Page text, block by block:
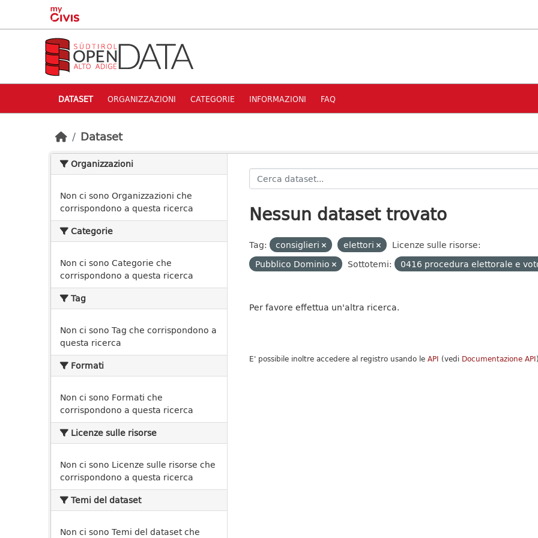
Skip to main content
DATASET ORGANIZZAZIONI CATEGORIE INFORMAZIONI FAQ
Dataset
Organizzazioni
Non ci sono Organizzazioni che
corrispondono a questa ricerca
Categorie
Non ci sono Categorie che
corrispondono a questa ricerca
Tag
Non ci sono Tag che corrispondono a
questa ricerca
Formati
Non ci sono Formati che
corrispondono a questa ricerca
Licenze sulle risorse
Non ci sono Licenze sulle risorse che
corrispondono a questa ricerca
Temi del dataset
Non ci sono Temi del dataset che
Nessun dataset trovato
Tag: consiglieri elettori
Licenze sulle risorse:
Pubblico Dominio
Sottotemi: 0416 procedura elettorale e
Per favore effettua un'altra ricerca.
E' possibile inoltre accedere al registro usando le API (vedi Documentazione API